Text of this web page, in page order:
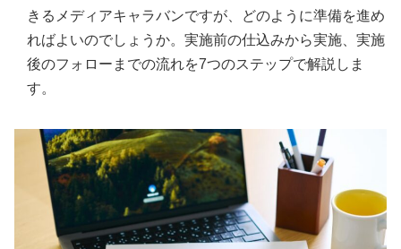
きるメディアキャラバンですが、どのように準備を進め
ればよいのでしょうか。実施前の仕込みから実施、実施
後のフォローまでの流れを7つのステップで解説しま
す。